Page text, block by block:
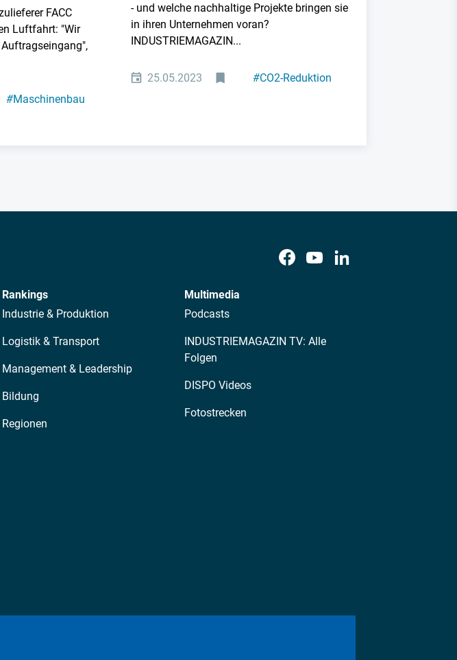
FACC
Luftfahrt: "Wir
#Maschinenbau
- und welche nachhaltige Projekte bringen sie
in ihren Unternehmen voran?
INDUSTRIEMAGAZIN...
25.05.2023 #CO2-Reduktion
Rankings
Industrie & Produktion
Logistik & Transport
Management & Leadership
Bildung
Regionen
Multimedia
Podcasts
INDUSTRIEMAGAZIN TV: Alle
Folgen
DISPO Videos
Fotostrecken